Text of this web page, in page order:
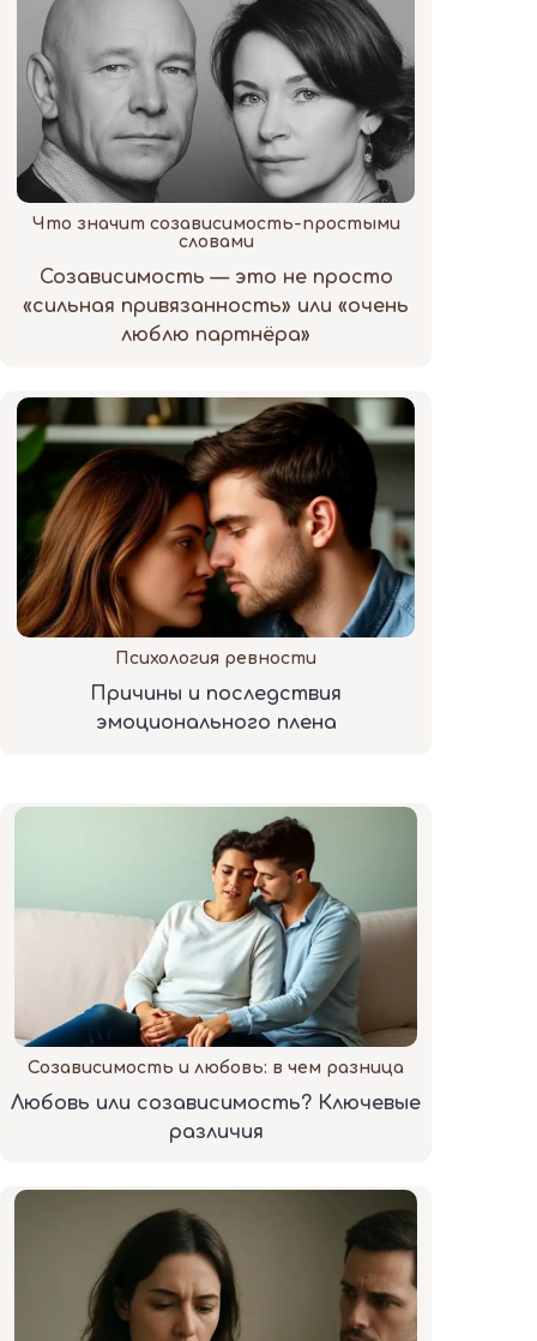
Что значит созависимость-простыми
словами
Созависимость — это не просто
«сильная привязанность» или «очень
люблю партнёра»
Психология ревности
Причины и последствия
эмоционального плена
Созависимость и любовь: в чем разница
Любовь или созависимость? Ключевые
различия